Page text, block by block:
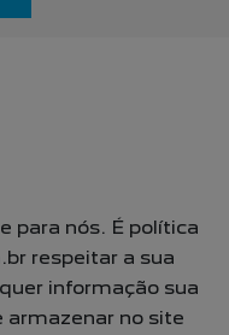
para nós. É política
respeitar a sua
informação sua
armazenar no site